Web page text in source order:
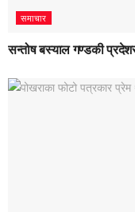
समाचार
सन्तोष बस्याल गण्डकी